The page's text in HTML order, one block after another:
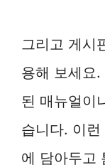
그리고 게시
용해 보세요
된 매뉴얼이
습니다. 이
에 담아두고